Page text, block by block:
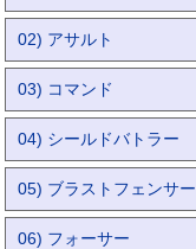
02) アサルト
03) コマンド
04) シールドバトラー
05) ブラストフェンサー
06) フォーサー